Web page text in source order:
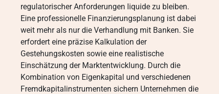
regulatorischer Anforderungen liquide zu bleiben.
Eine professionelle Finanzierungsplanung ist dabei
weit mehr als nur die Verhandlung mit Banken. Sie
erfordert eine präzise Kalkulation der
Gestehungskosten sowie eine realistische
Einschätzung der Marktentwicklung. Durch die
Kombination von Eigenkapital und verschiedenen
Fremdkapitalinstrumenten sichern Unternehmen die